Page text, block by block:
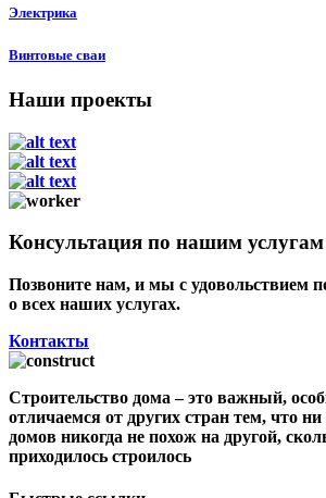
Электрика
Винтовые сваи
Наши проекты
Консультация по нашим услугам
Позвоните нам, и мы с удовольствием
о всех наших услугах.
Контакты
Строительство дома – это важный,
отличаемся от других стран тем, что
домов никогда не похож на другой,
приходилось строилось